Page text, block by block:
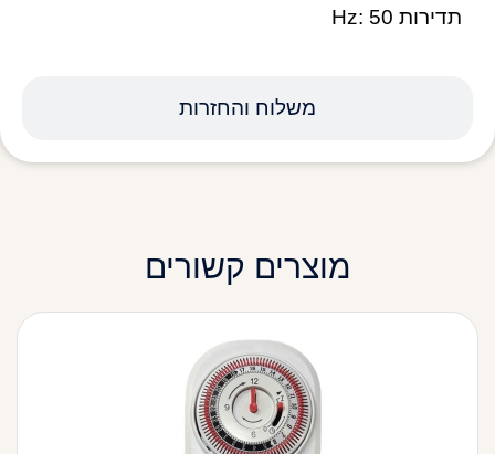
משלוח והחזרות
תדירות Hz: 50
מוצרים קשורים